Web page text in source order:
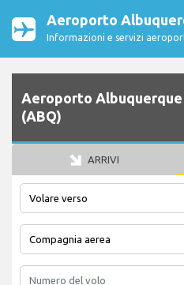
Aeroporto
Informazioni e servizi
Aeroporto
(ABQ)
ARRIVI